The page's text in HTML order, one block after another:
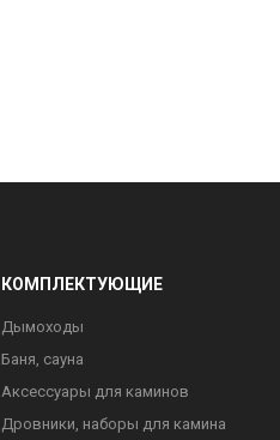
КОМПЛЕКТУЮЩИЕ
Дымоходы
Баня, сауна
Аксессуары для каминов
Дровники, наборы для камина